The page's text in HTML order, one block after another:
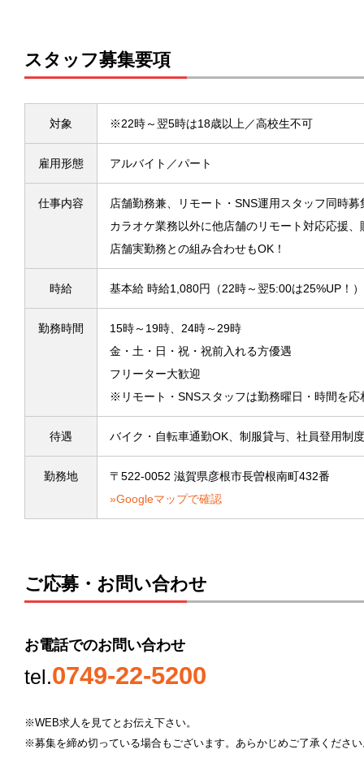
スタッフ募集要項
対象 ※22時～翌5時は18歳以上／高校生不可
雇用形態 アルバイト／パート
仕事内容
店舗勤務兼、リモート・SNS運用スタッフ同時募
カラオケ業務以外に他店舗のリモート対応応援
店舗実勤務との組み合わせもOK！
時給 基本給 時給1,080円（22時～翌5:00は25%UP！）
勤務時間
15時～19時、24時～29時
金・土・日・祝・祝前入れる方優遇
フリーター大歓迎
※リモート・SNSスタッフは勤務曜日・時間を応
待遇 バイク・自転車通勤OK、制服貸与、社員登用制
勤務地
〒522-0052 滋賀県彦根市長曽根南町432番
»Googleマップで確認
ご応募・お問い合わせ
お電話でのお問い合わせ
tel.0749-22-5200
※WEB求人を見てとお伝え下さい。
※募集を締め切っている場合もございます。あらかじめご了承くださ